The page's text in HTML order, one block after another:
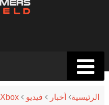
الرئيسية أخبار فيديو
Xbox